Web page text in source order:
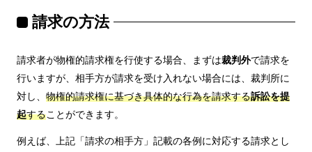
請求の方法
請求者が物権的請求権を行使する場合、まずは裁判外で請求を
行いますが、相手方が請求を受け入れない場合には、裁判所に
対し、 物権的請求権に基づき具体的な行為を請求する訴訟を提
起することができます。
例えば、上記「請求の相手方」記載の各例に対応する請求とし